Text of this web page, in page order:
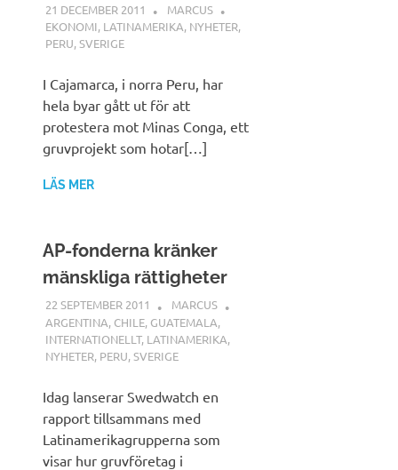
21 DECEMBER 2011
MARCUS
EKONOMI, LATINAMERIKA, NYHETER,
PERU,SVERIGE
I Cajamarca, i norra Peru, har
hela byar gått ut för att
protestera mot Minas Conga, ett
gruvprojekt som hotar[…]
LÄS MER
AP-fonderna kränker
mänskliga rättigheter
22 SEPTEMBER 2011
MARCUS
ARGENTINA, CHILE, GUATEMALA,
INTERNATIONELLT, LATINAMERIKA,
NYHETER, PERU,SVERIGE
Idag lanserar Swedwatch en
rapport tillsammans med
Latinamerikagrupperna som
visar hur gruvföretag i